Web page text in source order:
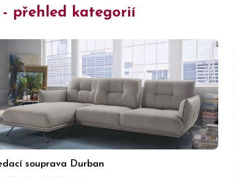
přehled kategorií
souprava Durban